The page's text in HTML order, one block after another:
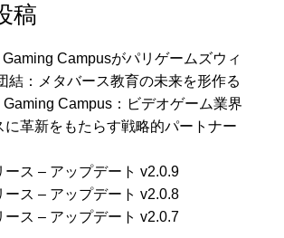
稿
Campusがパリゲームズウィ
結：メタバース教育の未来を形作る
Gaming Campus：ビデオゲーム業界
に革新をもたらす戦略的パートナー
ース – アップデート v2.0.9
ース – アップデート v2.0.8
ース – アップデート v2.0.7